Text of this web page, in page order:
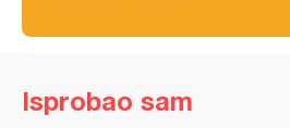
Isprobao sam